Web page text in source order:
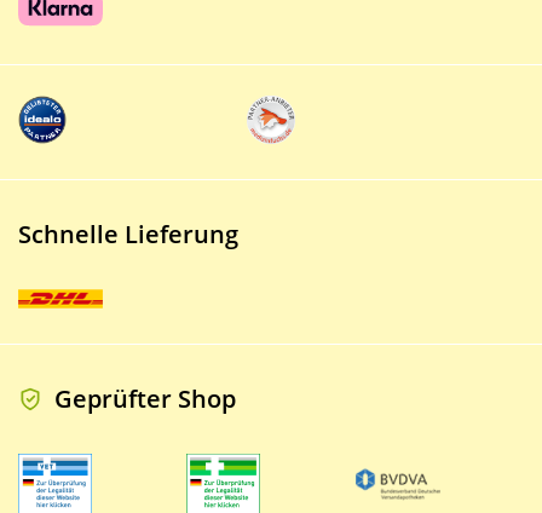
Schnelle Lieferung
Geprüfter Shop